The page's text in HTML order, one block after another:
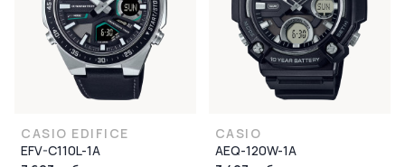
CASIO EDIFICE
EFV-C110L-1A
CASIO
AEQ-120W-1A